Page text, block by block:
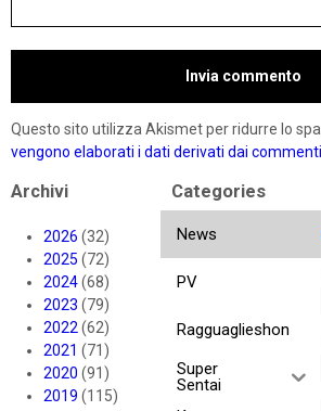
Questo sito utilizza Akismet per ridurre lo
vengono elaborati i dati derivati dai commenti
Archivi
2026 (32)
2025 (72)
2024(68)
2023 (79)
2022(62)
2021 (71)
2020 (91)
2019 (115)
Categories
News
PV
Ragguaglieshon
Super
Sentai